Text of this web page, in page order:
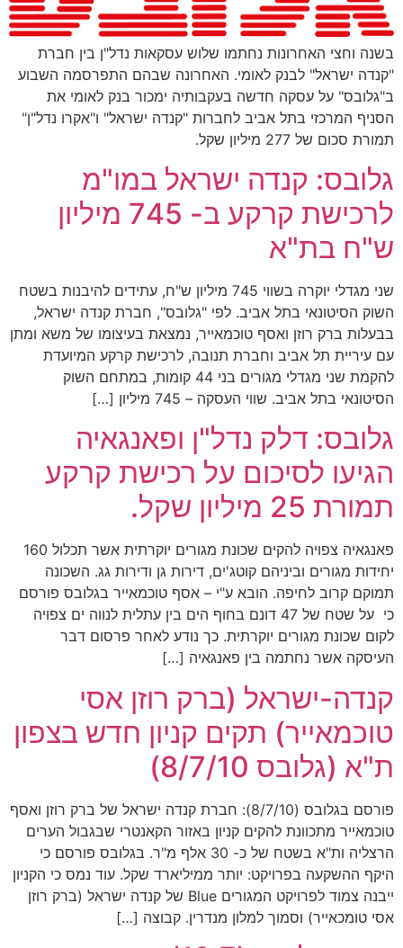
בשנה וחצי האחרונות נחתמו שלוש עסקאות נדל"ן בין חברת
"קנדה ישראל" לבנק לאומי. האחרונה שבהם התפרסמה השבוע
ב"גלובס" על עסקה חדשה בעקבותיה ימכור בנק לאומי את
הסניף המרכזי בתל אביב לחברות "קנדה ישראל" ו"אקרו נדל"ן"
תמורת סכום של 277 מיליון שקל.
גלובס: קנדה ישראל במו"מ
לרכישת קרקע ב- 745 מיליון
ש"ח בת"א
שני מגדלי יוקרה בשווי 745 מיליון ש"ח, עתידים להיבנות בשטח
השוק הסיטונאי בתל אביב. לפי "גלובס", חברת קנדה ישראל,
בבעלות ברק רוזן ואסף טוכמאייר, נמצאת בעיצומו של משא ומתן
עם עיריית תל אביב וחברת תנובה, לרכישת קרקע המיועדת
להקמת שני מגדלי מגורים בני 44 קומות, במתחם השוק
הסיטונאי בתל אביב. שווי העסקה – 745 מיליון […]
גלובס: דלק נדל"ן ופאנגאיה
הגיעו לסיכום על רכישת קרקע
תמורת 25 מיליון שקל.
פאנגאיה צפויה להקים שכונת מגורים יוקרתית אשר תכלול 160
יחידות מגורים וביניהם קוטג'ים, דירות גן ודירות גג. השכונה
תמוקם קרוב לחיפה. הובא ע"י – אסף טוכמאייר בגלובס פורסם
כי על שטח של 47 דונם בחוף הים בין עתלית לנווה ים צפויה
לקום שכונת מגורים יוקרתית. כך נודע לאחר פרסום דבר
העיסקה אשר נחתמה בין פאנגאיה […]
קנדה-ישראל (ברק רוזן אסי
טוכמאייר) תקים קניון חדש בצפון
ת"א (גלובס 8/7/10)
פורסם בגלובס (8/7/10): חברת קנדה ישראל של ברק רוזן ואסף
טוכמאייר מתכוונת להקים קניון באזור הקאנטרי שבגבול הערים
הרצליה ות"א בשטח של כ- 30 אלף מ"ר. בגלובס פורסם כי
היקף ההשקעה בפרויקט: יותר ממיליארד שקל. עוד נמס כי הקניון
ייבנה צמוד לפרויקט המגורים Blue של קנדה ישראל (ברק רוזן
אסי טומכאייר) וסמוך למלון מנדרין. קבוצה […]